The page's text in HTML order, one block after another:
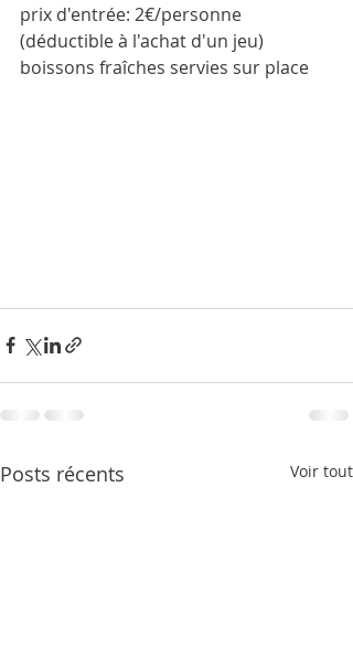
prix d'entrée: 2€/personne
(déductible à l'achat d'un jeu)
boissons fraîches servies sur place
Posts récents Voir tout